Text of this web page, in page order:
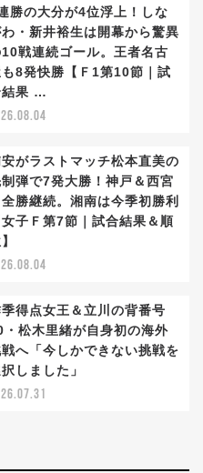
勝の大分が4位浮上！しな
・新井裕生は開幕から驚異
戦連続ゴール。王者名古
も8発快勝【Ｆ1第10節｜試
結果 …
がラストマッチ松本直美の
弾で7発大勝！神戸＆西宮
全勝継続。湘南は今季初勝利
女子Ｆ第7節｜試合結果＆順
季得点女王＆立川の背番号
・松木里緒が自身初の海外
へ「今しかできない挑戦を
しました」